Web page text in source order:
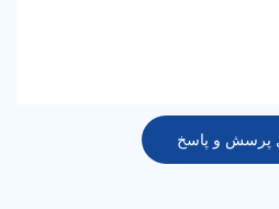
پرسش و پاسخ